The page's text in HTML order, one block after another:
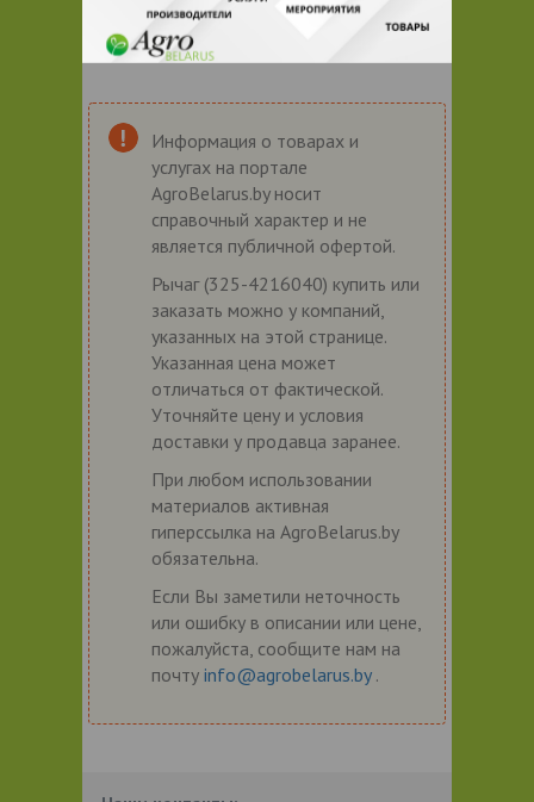
Информация о товарах и
услугах на портале
AgroBelarus.by носит
справочный характер и не
является публичной офертой.
Рычаг (325-4216040) купить или
заказать можно у компаний,
указанных на этой странице.
Указанная цена может
отличаться от фактической.
Уточняйте цену и условия
доставки у продавца заранее.
При любом использовании
материалов активная
гиперссылка на AgroBelarus.by
обязательна.
Если Вы заметили неточность
или ошибку в описании или цене,
пожалуйста, сообщите нам на
почту info@agrobelarus.by .